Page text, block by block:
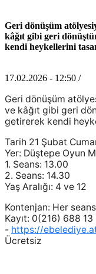
Geri dönüşüm
kâğıt gibi geri
kendi heykellerini
17.02.2026 - 12:50 /
Geri dönüşüm
ve kâğıt gibi geri
getirerek kendi
Tarih 21 Şubat
Yer: Düştepe Oyun
1. Seans: 13.00
2. Seans: 14.30
Yaş Aralığı: 4 ve 12
Kontenjan: Her seans
Kayıt: 0(216) 688
- https://
Ücretsiz